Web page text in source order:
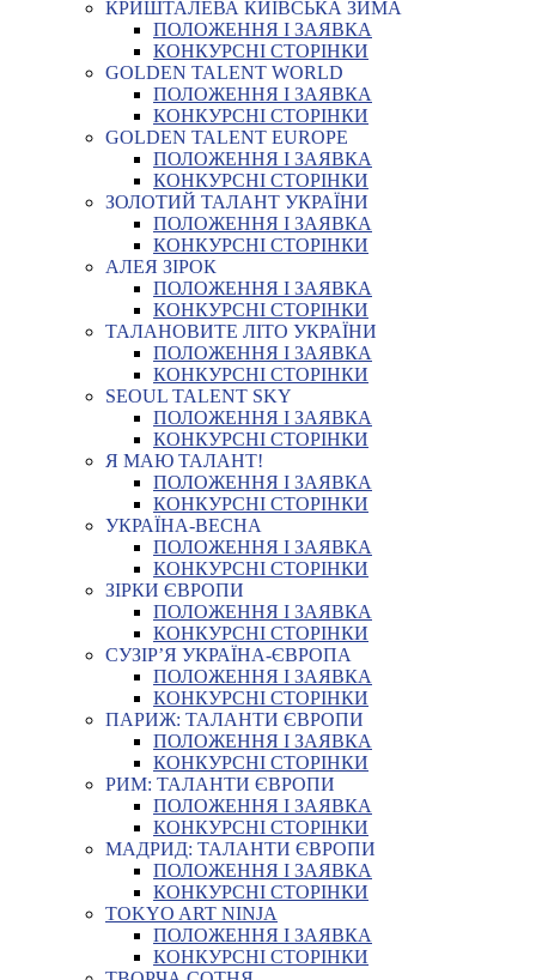
КРИШТАЛЕВА КИЇВСЬКА ЗИМА
ПОЛОЖЕННЯ І ЗАЯВКА
КОНКУРСНІ СТОРІНКИ
GOLDEN TALENT WORLD
ПОЛОЖЕННЯ І ЗАЯВКА
КОНКУРСНІ СТОРІНКИ
GOLDEN TALENT EUROPE
ПОЛОЖЕННЯ І ЗАЯВКА
КОНКУРСНІ СТОРІНКИ
ЗОЛОТИЙ ТАЛАНТ УКРАЇНИ
ПОЛОЖЕННЯ І ЗАЯВКА
КОНКУРСНІ СТОРІНКИ
АЛЕЯ ЗІРОК
ПОЛОЖЕННЯ І ЗАЯВКА
КОНКУРСНІ СТОРІНКИ
ТАЛАНОВИТЕ ЛІТО УКРАЇНИ
ПОЛОЖЕННЯ І ЗАЯВКА
КОНКУРСНІ СТОРІНКИ
SEOUL TALENT SKY
ПОЛОЖЕННЯ І ЗАЯВКА
КОНКУРСНІ СТОРІНКИ
Я МАЮ ТАЛАНТ!
ПОЛОЖЕННЯ І ЗАЯВКА
КОНКУРСНІ СТОРІНКИ
УКРАЇНА-ВЕСНА
ПОЛОЖЕННЯ І ЗАЯВКА
КОНКУРСНІ СТОРІНКИ
ЗІРКИ ЄВРОПИ
ПОЛОЖЕННЯ І ЗАЯВКА
КОНКУРСНІ СТОРІНКИ
СУЗІР’Я УКРАЇНА-ЄВРОПА
ПОЛОЖЕННЯ І ЗАЯВКА
КОНКУРСНІ СТОРІНКИ
ПАРИЖ: ТАЛАНТИ ЄВРОПИ
ПОЛОЖЕННЯ І ЗАЯВКА
КОНКУРСНІ СТОРІНКИ
РИМ: ТАЛАНТИ ЄВРОПИ
ПОЛОЖЕННЯ І ЗАЯВКА
КОНКУРСНІ СТОРІНКИ
МАДРИД: ТАЛАНТИ ЄВРОПИ
ПОЛОЖЕННЯ І ЗАЯВКА
КОНКУРСНІ СТОРІНКИ
TOKYO ART NINJA
ПОЛОЖЕННЯ І ЗАЯВКА
КОНКУРСНІ СТОРІНКИ